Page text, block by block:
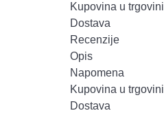
Kupovina u trgovini
Dostava
Recenzije
Opis
Napomena
Kupovina u trgovini
Dostava